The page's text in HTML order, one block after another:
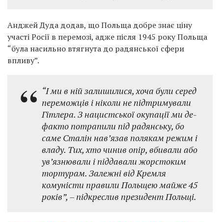
Анджей Дуда додав, що Польща добре знає ціну
участі Росії в перемозі, адже після 1945 року Польща
“була насильно втягнута до радянської сфери
впливу”.
“І ми в ній залишилися, хоча були серед
переможців і ніколи не підтримували
Гітлера. З нацистської окупації ми де-
факто потрапили під радянську, бо
саме Сталін нав’язав полякам режим і
владу. Тих, хто чинив опір, вбивали або
ув’язнювали і піддавали жорстоким
тортурам. Залежні від Кремля
комуністи правили Польщею майже 45
років”, – підкреслив президент Польщі.